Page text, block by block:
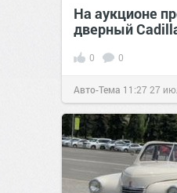
На аукционе
дверный
0 0
Авто-Тема 11:27 27